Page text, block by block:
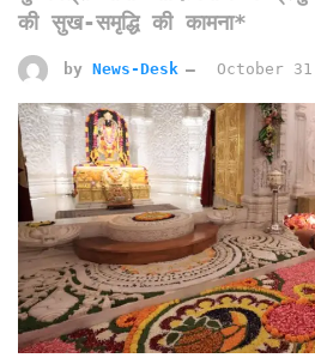
की सुख-समृद्धि की कामना*
by News-Desk October